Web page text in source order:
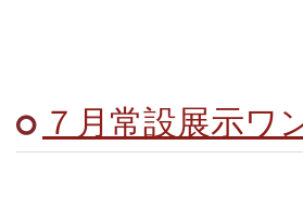
７月常設展示ワ